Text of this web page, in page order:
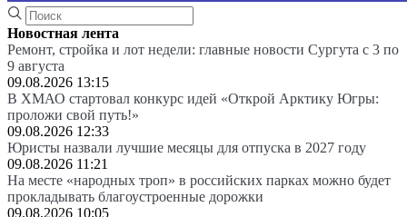
Новостная лента
Ремонт, стройка и лот недели: главные новости Сургута с 3 по
9 августа
09.08.2026 13:15
В ХМАО стартовал конкурс идей «Открой Арктику Югры:
проложи свой путь!»
09.08.2026 12:33
Юристы назвали лучшие месяцы для отпуска в 2027 году
09.08.2026 11:21
На месте «народных троп» в российских парках можно будет
прокладывать благоустроенные дорожки
09.08.2026 10:05